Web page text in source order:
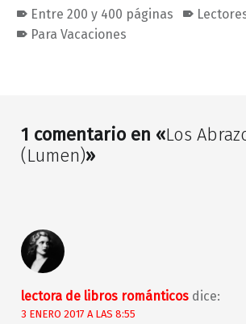
Entre 200 y 400 páginas
Para Vacaciones
1 comentario en «Los
(Lumen)»
lectora de libros románticos dice:
3 ENERO 2017 A LAS 8:55